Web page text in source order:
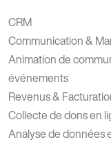
CRM
Communication &
Animation de
événements
Revenus &
Collecte de dons en
Analyse de données